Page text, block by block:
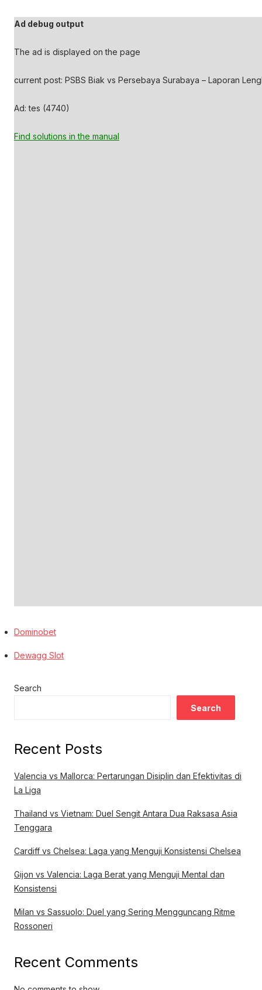
Ad debug output
The ad is displayed on the page
current post: PSBS Biak vs Persebaya Surabaya – Laporan
Ad: tes (4740)
Find solutions in the manual
Dominobet
Dewagg Slot
Search
Search
Recent Posts
Valencia vs Mallorca: Pertarungan Disiplin dan Efektivitas di
La Liga
Thailand vs Vietnam: Duel Sengit Antara Dua Raksasa Asia
Tenggara
Cardiff vs Chelsea: Laga yang Menguji Konsistensi Chelsea
Gijon vs Valencia: Laga Berat yang Menguji Mental dan
Konsistensi
Milan vs Sassuolo: Duel yang Sering Mengguncang Ritme
Rossoneri
Recent Comments